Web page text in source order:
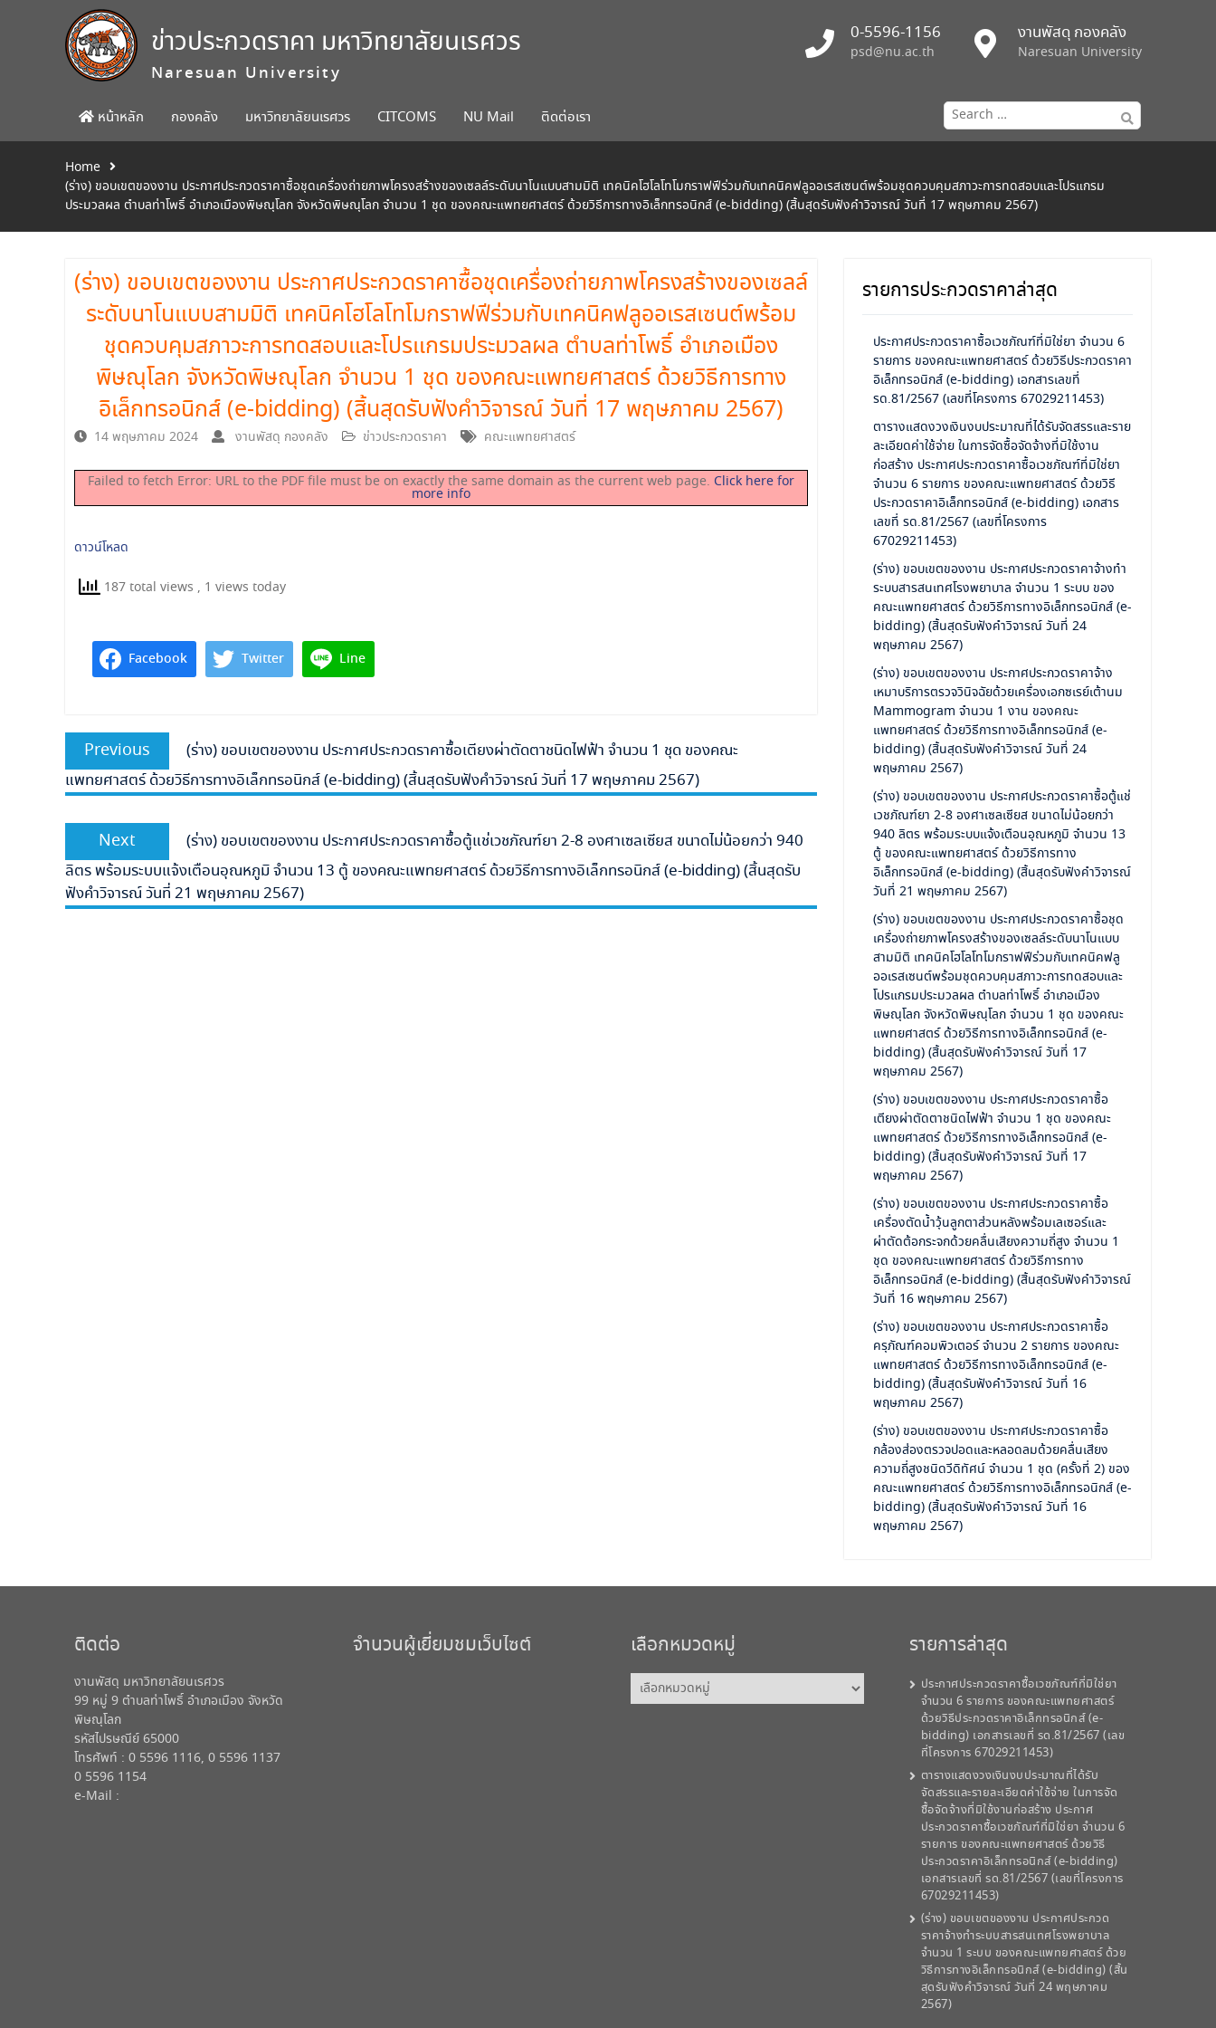
ข่าวประกวดราคา มหาวิทยาลัยนเรศวร
Naresuan University
0-5596-1156
psd@nu.ac.th
งานพัสดุ กองคลัง
Naresuan University
หน้าหลัก กองคลัง มหาวิทยาลัยนเรศวร CITCOMS NU Mail ติดต่อเรา
Search
for:
Home
(ร่าง) ขอบเขตของงาน ประกาศประกวดราคาซื้อชุดเครื่องถ่ายภาพโครงสร้างของเซลล์ระดับนาโนแบบสามมิติ เทคนิคโฮโลโทโมกราฟฟีร่วมกับเทคนิคฟลูออเรสเซนต์พร้อมชุดควบคุมสภาวะการทดสอบและโปรแกรม
ประมวลผล ตำบลท่าโพธิ์ อำเภอเมืองพิษณุโลก จังหวัดพิษณุโลก จำนวน 1 ชุด ของคณะแพทยศาสตร์ ด้วยวิธีการทางอิเล็กทรอนิกส์ (e-bidding) (สิ้นสุดรับฟังคำวิจารณ์ วันที่ 17 พฤษภาคม 2567)
(ร่าง) ขอบเขตของงาน ประกาศประกวดราคาซื้อชุดเครื่องถ่ายภาพโครงสร้างของเซลล์
ระดับนาโนแบบสามมิติ เทคนิคโฮโลโทโมกราฟฟีร่วมกับเทคนิคฟลูออเรสเซนต์พร้อม
ชุดควบคุมสภาวะการทดสอบและโปรแกรมประมวลผล ตำบลท่าโพธิ์ อำเภอเมือง
พิษณุโลก จังหวัดพิษณุโลก จำนวน 1 ชุด ของคณะแพทยศาสตร์ ด้วยวิธีการทาง
อิเล็กทรอนิกส์ (e-bidding) (สิ้นสุดรับฟังคำวิจารณ์ วันที่ 17 พฤษภาคม 2567)
14 พฤษภาคม 2024 งานพัสดุ กองคลัง ข่าวประกวดราคา คณะแพทยศาสตร์
Failed to fetch Error: URL to the PDF file must be on exactly the same domain as the current web page. Click here for
more info
ดาวน์โหลด
187 total views , 1 views today
Facebook Twitter Line
แนะแนว
เรื่อง
Previous
Previous
post:
(ร่าง) ขอบเขตของงาน ประกาศประกวดราคาซื้อเตียงผ่าตัดตาชนิดไฟฟ้า จำนวน 1 ชุด ของคณะ
แพทยศาสตร์ ด้วยวิธีการทางอิเล็กทรอนิกส์ (e-bidding) (สิ้นสุดรับฟังคำวิจารณ์ วันที่ 17 พฤษภาคม 2567)
Next
Next
post:
(ร่าง) ขอบเขตของงาน ประกาศประกวดราคาซื้อตู้แช่เวชภัณฑ์ยา 2-8 องศาเซลเซียส ขนาดไม่น้อยกว่า 940
ลิตร พร้อมระบบแจ้งเตือนอุณหภูมิ จำนวน 13 ตู้ ของคณะแพทยศาสตร์ ด้วยวิธีการทางอิเล็กทรอนิกส์ (e-bidding) (สิ้นสุดรับ
ฟังคำวิจารณ์ วันที่ 21 พฤษภาคม 2567)
รายการประกวดราคาล่าสุด
ประกาศประกวดราคาซื้อเวชภัณฑ์ที่มิใช่ยา จำนวน 6
รายการ ของคณะแพทยศาสตร์ ด้วยวิธีประกวดราคา
อิเล็กทรอนิกส์ (e-bidding) เอกสารเลขที่
รด.81/2567 (เลขที่โครงการ 67029211453)
ตารางแสดงวงเงินงบประมาณที่ได้รับจัดสรรและราย
ละเอียดค่าใช้จ่าย ในการจัดซื้อจัดจ้างที่มิใช้งาน
ก่อสร้าง ประกาศประกวดราคาซื้อเวชภัณฑ์ที่มิใช่ยา
จำนวน 6 รายการ ของคณะแพทยศาสตร์ ด้วยวิธี
ประกวดราคาอิเล็กทรอนิกส์ (e-bidding) เอกสาร
เลขที่ รด.81/2567 (เลขที่โครงการ
67029211453)
(ร่าง) ขอบเขตของงาน ประกาศประกวดราคาจ้างทำ
ระบบสารสนเทศโรงพยาบาล จำนวน 1 ระบบ ของ
คณะแพทยศาสตร์ ด้วยวิธีการทางอิเล็กทรอนิกส์ (e-
bidding) (สิ้นสุดรับฟังคำวิจารณ์ วันที่ 24
พฤษภาคม 2567)
(ร่าง) ขอบเขตของงาน ประกาศประกวดราคาจ้าง
เหมาบริการตรวจวินิจฉัยด้วยเครื่องเอกซเรย์เต้านม
Mammogram จำนวน 1 งาน ของคณะ
แพทยศาสตร์ ด้วยวิธีการทางอิเล็กทรอนิกส์ (e-
bidding) (สิ้นสุดรับฟังคำวิจารณ์ วันที่ 24
พฤษภาคม 2567)
(ร่าง) ขอบเขตของงาน ประกาศประกวดราคาซื้อตู้แช่
เวชภัณฑ์ยา 2-8 องศาเซลเซียส ขนาดไม่น้อยกว่า
940 ลิตร พร้อมระบบแจ้งเตือนอุณหภูมิ จำนวน 13
ตู้ ของคณะแพทยศาสตร์ ด้วยวิธีการทาง
อิเล็กทรอนิกส์ (e-bidding) (สิ้นสุดรับฟังคำวิจารณ์
วันที่ 21 พฤษภาคม 2567)
(ร่าง) ขอบเขตของงาน ประกาศประกวดราคาซื้อชุด
เครื่องถ่ายภาพโครงสร้างของเซลล์ระดับนาโนแบบ
สามมิติ เทคนิคโฮโลโทโมกราฟฟีร่วมกับเทคนิคฟลู
ออเรสเซนต์พร้อมชุดควบคุมสภาวะการทดสอบและ
โปรแกรมประมวลผล ตำบลท่าโพธิ์ อำเภอเมือง
พิษณุโลก จังหวัดพิษณุโลก จำนวน 1 ชุด ของคณะ
แพทยศาสตร์ ด้วยวิธีการทางอิเล็กทรอนิกส์ (e-
bidding) (สิ้นสุดรับฟังคำวิจารณ์ วันที่ 17
พฤษภาคม 2567)
(ร่าง) ขอบเขตของงาน ประกาศประกวดราคาซื้อ
เตียงผ่าตัดตาชนิดไฟฟ้า จำนวน 1 ชุด ของคณะ
แพทยศาสตร์ ด้วยวิธีการทางอิเล็กทรอนิกส์ (e-
bidding) (สิ้นสุดรับฟังคำวิจารณ์ วันที่ 17
พฤษภาคม 2567)
(ร่าง) ขอบเขตของงาน ประกาศประกวดราคาซื้อ
เครื่องตัดน้ำวุ้นลูกตาส่วนหลังพร้อมเลเซอร์และ
ผ่าตัดต้อกระจกด้วยคลื่นเสียงความถี่สูง จำนวน 1
ชุด ของคณะแพทยศาสตร์ ด้วยวิธีการทาง
อิเล็กทรอนิกส์ (e-bidding) (สิ้นสุดรับฟังคำวิจารณ์
วันที่ 16 พฤษภาคม 2567)
(ร่าง) ขอบเขตของงาน ประกาศประกวดราคาซื้อ
ครุภัณฑ์คอมพิวเตอร์ จำนวน 2 รายการ ของคณะ
แพทยศาสตร์ ด้วยวิธีการทางอิเล็กทรอนิกส์ (e-
bidding) (สิ้นสุดรับฟังคำวิจารณ์ วันที่ 16
พฤษภาคม 2567)
(ร่าง) ขอบเขตของงาน ประกาศประกวดราคาซื้อ
กล้องส่องตรวจปอดและหลอดลมด้วยคลื่นเสียง
ความถี่สูงชนิดวีดิทัศน์ จำนวน 1 ชุด (ครั้งที่ 2) ของ
คณะแพทยศาสตร์ ด้วยวิธีการทางอิเล็กทรอนิกส์ (e-
bidding) (สิ้นสุดรับฟังคำวิจารณ์ วันที่ 16
พฤษภาคม 2567)
ติดต่อ
งานพัสดุ มหาวิทยาลัยนเรศวร
99 หมู่ 9 ตำบลท่าโพธิ์ อำเภอเมือง จังหวัด
พิษณุโลก
รหัสไปรษณีย์ 65000
โทรศัพท์ : 0 5596 1116, 0 5596 1137
0 5596 1154
e-Mail :
จำนวนผู้เยี่ยมชมเว็บไซต์ เลือกหมวดหมู่
เลือก
หมวด
รายการล่าสุด
ประกาศประกวดราคาซื้อเวชภัณฑ์ที่มิใช่ยา
จำนวน 6 รายการ ของคณะแพทยศาสตร์
ด้วยวิธีประกวดราคาอิเล็กทรอนิกส์ (e-
bidding) เอกสารเลขที่ รด.81/2567 (เลข
ที่โครงการ 67029211453)
ตารางแสดงวงเงินงบประมาณที่ได้รับ
จัดสรรและรายละเอียดค่าใช้จ่าย ในการจัด
ซื้อจัดจ้างที่มิใช้งานก่อสร้าง ประกาศ
ประกวดราคาซื้อเวชภัณฑ์ที่มิใช่ยา จำนวน 6
รายการ ของคณะแพทยศาสตร์ ด้วยวิธี
ประกวดราคาอิเล็กทรอนิกส์ (e-bidding)
เอกสารเลขที่ รด.81/2567 (เลขที่โครงการ
67029211453)
(ร่าง) ขอบเขตของงาน ประกาศประกวด
ราคาจ้างทำระบบสารสนเทศโรงพยาบาล
จำนวน 1 ระบบ ของคณะแพทยศาสตร์ ด้วย
วิธีการทางอิเล็กทรอนิกส์ (e-bidding) (สิ้น
สุดรับฟังคำวิจารณ์ วันที่ 24 พฤษภาคม
2567)